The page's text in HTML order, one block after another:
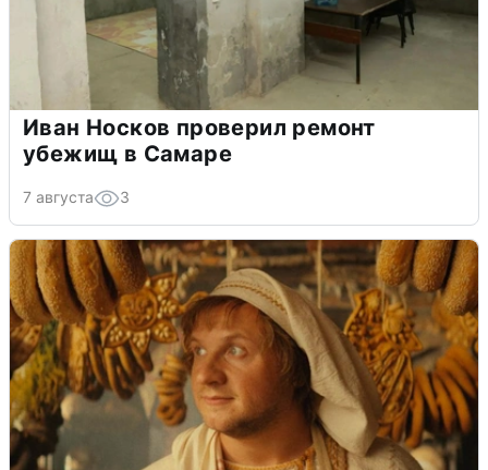
Иван Носков проверил ремонт
убежищ в Самаре
7 августа 3